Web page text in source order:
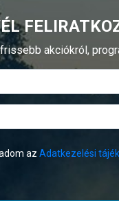
akciókról,
az Adatkezelési